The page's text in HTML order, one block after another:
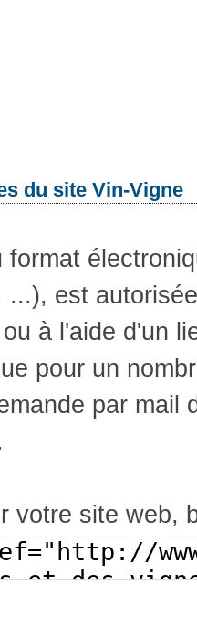
du site Vin-Vigne
format
...), est
à l'aide d'un
pour un
par mail
votre site web,